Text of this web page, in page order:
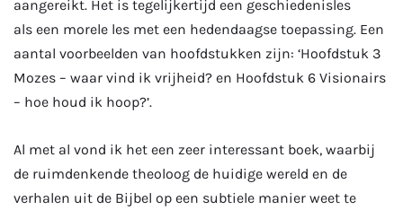
aangereikt. Het is tegelijkertijd een geschiedenisles
als een morele les met een hedendaagse toepassing. Een
aantal voorbeelden van hoofdstukken zijn: ‘Hoofdstuk 3
Mozes – waar vind ik vrijheid? en Hoofdstuk 6 Visionairs
– hoe houd ik hoop?’.
Al met al vond ik het een zeer interessant boek, waarbij
de ruimdenkende theoloog de huidige wereld en de
verhalen uit de Bijbel op een subtiele manier weet te